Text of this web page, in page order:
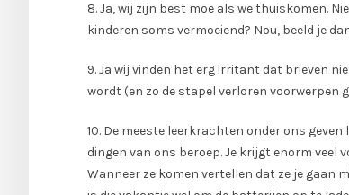
8. Ja, wij zijn best moe als we thuiskomen.
kinderen soms vermoeiend? Nou, beeld je
9. Ja wij vinden het erg irritant dat brieven
wordt (en zo de stapel verloren
10. De meeste leerkrachten onder ons
dingen van ons beroep. Je krijgt enorm veel
Wanneer ze komen vertellen dat ze je gaan